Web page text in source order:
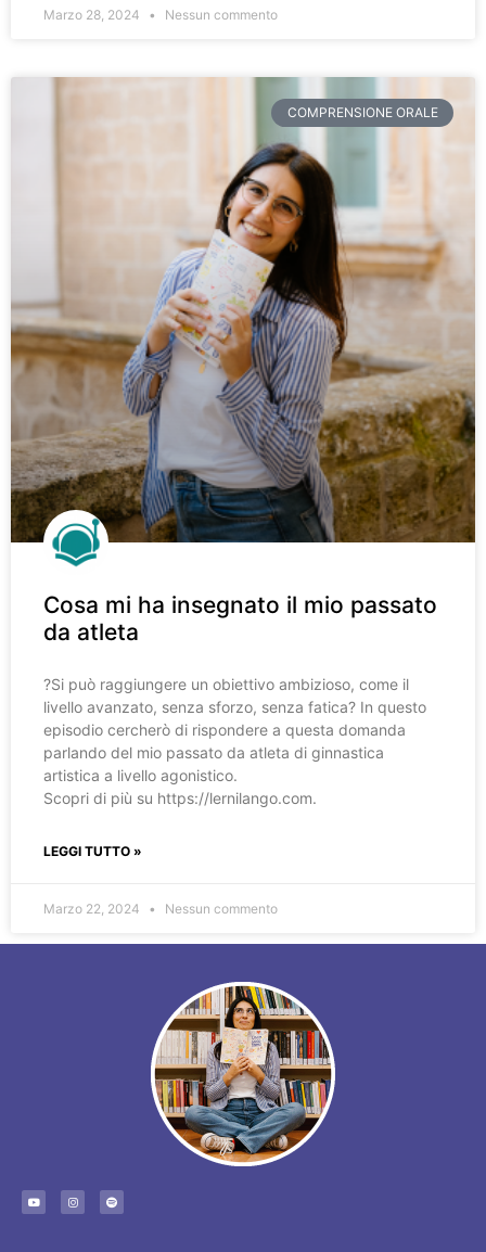
Marzo 28, 2024 Nessun commento
COMPRENSIONE ORALE
Cosa mi ha insegnato il mio passato
da atleta
?️Si può raggiungere un obiettivo ambizioso, come il
livello avanzato, senza sforzo, senza fatica? In questo
episodio cercherò di rispondere a questa domanda
parlando del mio passato da atleta di ginnastica
artistica a livello agonistico.
Scopri di più su https://lernilango.com.
LEGGI TUTTO »
Marzo 22, 2024 Nessun commento